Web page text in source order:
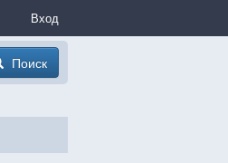
Вход
Поиск